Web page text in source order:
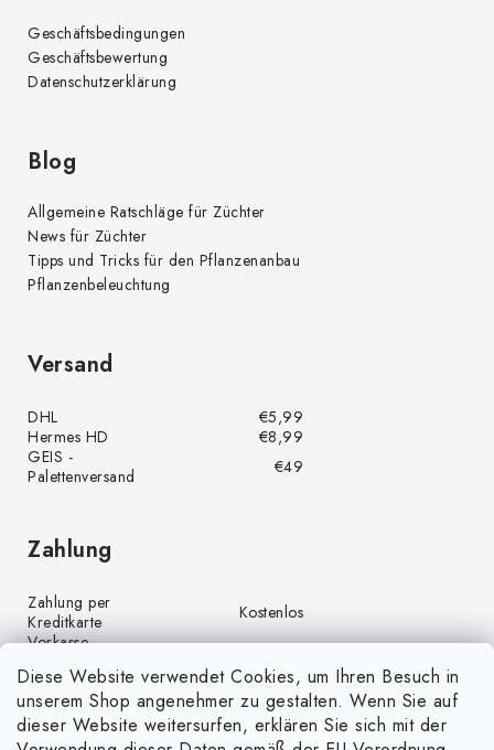
Diese Website verwendet Cookies, um Ihren Besuch in
unserem Shop angenehmer zu gestalten. Wenn Sie auf
dieser Website weitersurfen, erklären Sie sich mit der
Geschäftsbedingungen
Geschäftsbewertung
Datenschutzerklärung
Blog
Allgemeine Ratschläge für Züchter
News für Züchter
Tipps und Tricks für den Pflanzenanbau
Pflanzenbeleuchtung
Versand
DHL
€5,99
Hermes HD
€8,99
GEIS -
Palettenversand
€49
Zahlung
Zahlung per
Kreditkarte
Kostenlos
Vorkasse
Zahlung per PayPal
Kostenlos
Nachnahme
€4,00